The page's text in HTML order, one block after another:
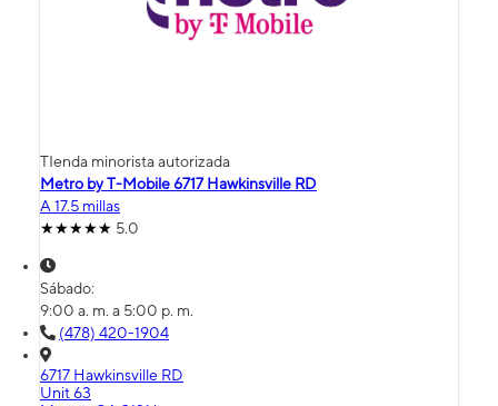
TIenda minorista autorizada
Metro by T-Mobile 6717 Hawkinsville RD
A 17.5 millas
5.0
Sábado:
9:00 a. m. a 5:00 p. m.
(478) 420-1904
6717 Hawkinsville RD
Unit 63